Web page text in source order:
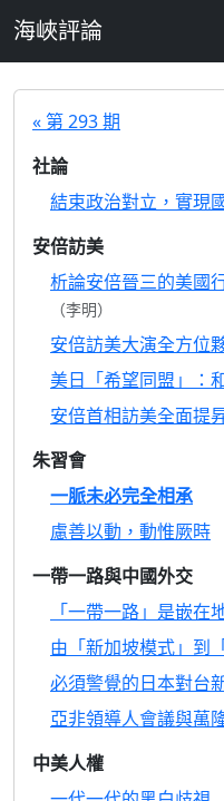
海峽評論
« 第 293 期
社論
結束政治對立，實現
安倍訪美
析論安倍晉三的美國
（李明）
安倍訪美大演全方位
美日「希望同盟」：
安倍首相訪美全面提
朱習會
一脈未必完全相承
慮善以動，動惟厥時
一帶一路與中國外交
「一帶一路」是嵌在
由「新加坡模式」到
必須警覺的日本對台
亞非領導人會議與萬
中美人權